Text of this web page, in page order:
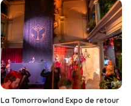
La Tomorrowland Expo de retour